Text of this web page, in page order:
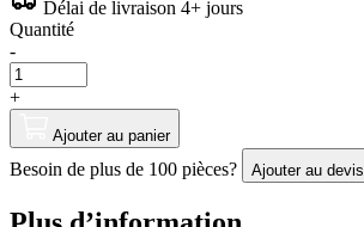
Délai de livraison 4+ jours
Quantité
-
+
Ajouter au panier
Besoin de plus de 100 pièces? Ajouter au devis